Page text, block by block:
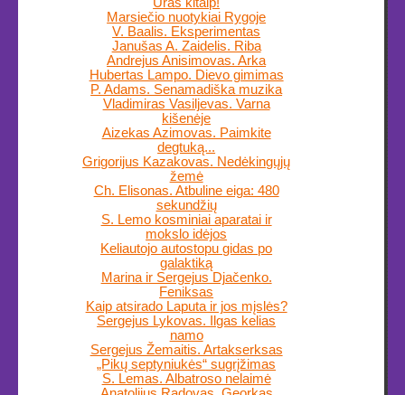
Marsiečio nuotykiai Rygoje
V. Baalis. Eksperimentas
Janušas A. Zaidelis. Riba
Andrejus Anisimovas. Arka
Hubertas Lampo. Dievo gimimas
P. Adams. Senamadiška muzika
Vladimiras Vasiljevas. Varna
kišenėje
Aizekas Azimovas. Paimkite
degtuką...
Grigorijus Kazakovas. Nedėkingųjų
žemė
Ch. Elisonas. Atbuline eiga: 480
sekundžių
S. Lemo kosminiai aparatai ir
mokslo idėjos
Keliautojo autostopu gidas po
galaktiką
Marina ir Sergejus Djačenko.
Feniksas
Kaip atsirado Laputa ir jos mįslės?
Sergejus Lykovas. Ilgas kelias
namo
Sergejus Žemaitis. Artakserksas
„Pikų septyniukės“ sugrįžimas
S. Lemas. Albatroso nelaimė